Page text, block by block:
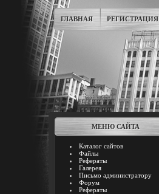
ГЛАВНАЯ РЕГИСТРАЦИЯ
МЕНЮ САЙТА
Каталог сайтов
Файлы
Рефераты
Галерея
Письмо администратору
Форум
Рефераты